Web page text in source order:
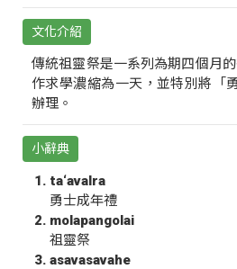
文化介紹
傳統祖靈祭是一系列為期四個月
作求學濃縮為一天，並特別將「
辦理。
小辭典
ta‘avalra
勇士成年禮
molapangolai
祖靈祭
asavasavahe